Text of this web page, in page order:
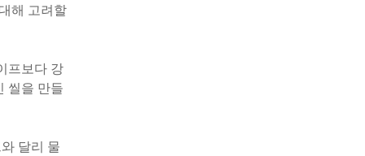
해 고려할
프보다 강
씰을 만들
달리 물